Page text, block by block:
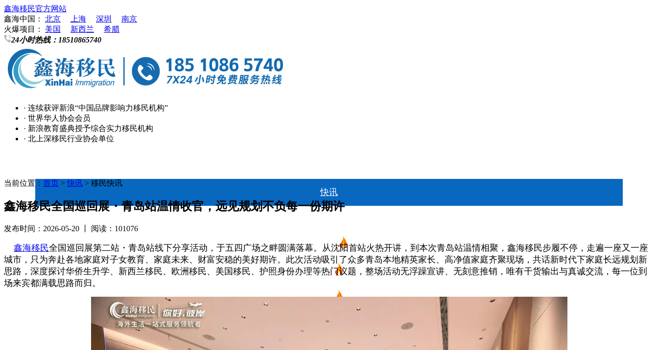
鑫海移民官方网站
鑫海中国：
北京 上海 深圳
南京
火爆项目：
美国 新西兰
希腊
24小时热线： 18510865740
· 连续获评新浪“中国品牌影响力移民机构”
· 世界华人协会会员
· 新浪教育盛典授予综合实力移民机构
· 北上深移民行业协会单位
快讯
新西兰
美国
欧洲
当前位置： 首页 >快讯 > 移民快讯
鑫海移民全国巡回展・青岛站温情收官，远见规划不负每一份期许
发布时间：2026-05-20 丨 阅读：101076
鑫海移民全国巡回展第二站・青岛站线下分享活动，于五四广场之畔圆满落幕。从沈阳首站火热开讲，到本次青岛站温情相聚，鑫海移民步履不停，走遍一座又一座
城市，只为奔赴各地家庭对子女教育、家庭未来、财富安稳的美好期许。此次活动吸引了众多青岛本地精英家长、高净值家庭齐聚现场，共话新时代下家庭长远规划新
思路，深度探讨华侨生升学、新西兰移民、欧洲移民、美国移民、护照身份办理等热门议题，整场活动无浮躁宣讲、无刻意推销，唯有干货输出与真诚交流，每一位到
场来宾都满载思路而归。